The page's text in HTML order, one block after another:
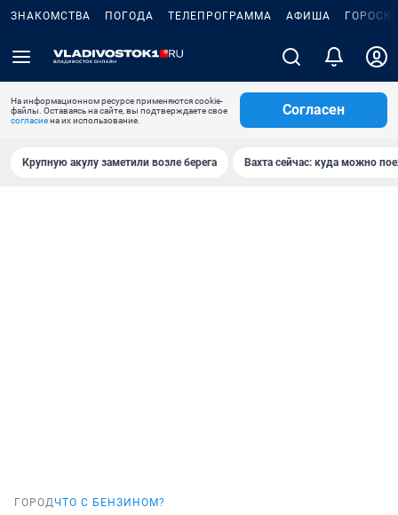
ЗНАКОМСТВА ПОГОДА ТЕЛЕПРОГРАММА АФИША
На информационном ресурсе применяются cookie-
файлы. Оставаясь на сайте, вы подтверждаете свое
согласиена их использование.
Согласен
Крупную акулу заметили возле берега Вахта сейчас: куда можно
ГОРОДЧТО С БЕНЗИНОМ?